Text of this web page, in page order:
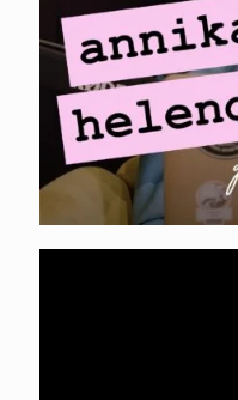
CARA. Carina
loomine,